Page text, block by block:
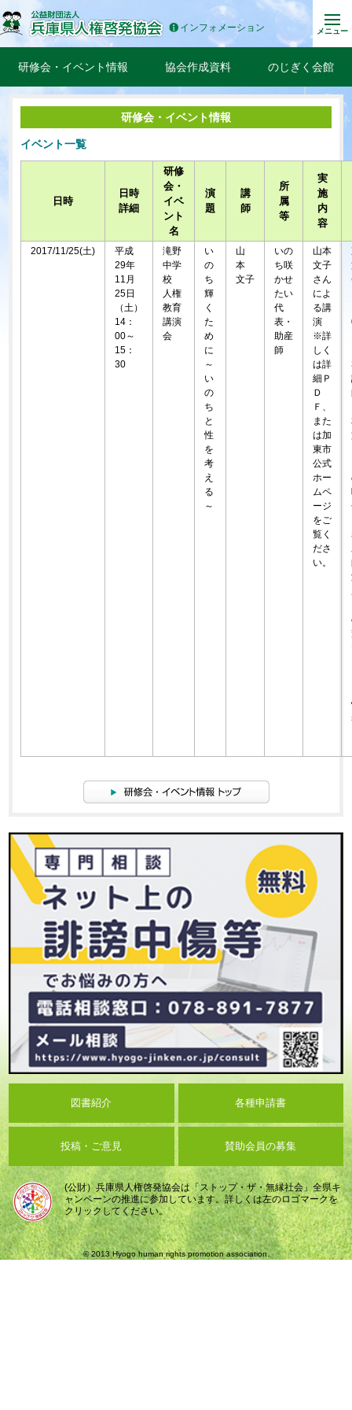
インフォメーション メニュー
研修会・イベント情報 協会作成資料 のじぎく会館
研修会・イベント情報
イベント一覧
日時
日時
詳細
研修
会・
イベ
ント
名
演
題
講
師
所
属
等
実
施
内
容
2017/11/25(土)
平成
29年
11月
25日
（土）
14：
00～
15：
30
滝野
中学
校
人権
教育
講演
会
い
の
ち
輝
く
た
め
に
～
い
の
ち
と
性
を
考
え
る
～
山
本
文子
いの
ち咲
かせ
たい
代
表・
助産
師
山本
文子
さん
によ
る講
演
※詳
しく
は詳
細Ｐ
Ｄ
Ｆ、
また
は加
東市
公式
ホー
ムペ
ージ
をご
覧く
ださ
い。
図書紹介 各種申請書
投稿・ご意見 賛助会員の募集
(公財）兵庫県人権啓発協会は「ストップ・ザ・無縁社会」全県キ
ャンペーンの推進に参加しています。詳しくは左のロゴマークを
クリックしてください。
© 2013 Hyogo human rights promotion association.